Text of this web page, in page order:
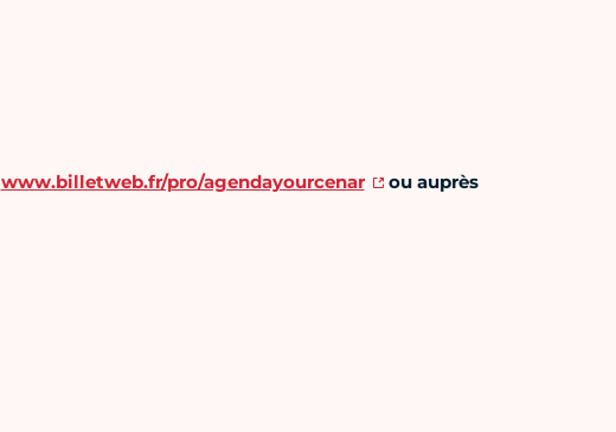
www.billetweb.fr/pro/agendayourcenar
ou auprès